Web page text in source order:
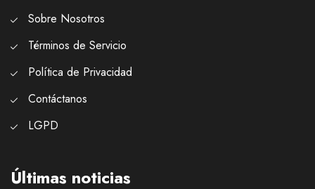
Sobre Nosotros
Términos de Servicio
Política de Privacidad
Contáctanos
LGPD
Últimas noticias